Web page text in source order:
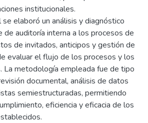
institucionales.
elaboró un análisis y diagnóstico
de auditoría interna a los procesos de
de invitados, anticipos y gestión de
evaluar el flujo de los procesos y los
La metodología empleada fue de tipo
documental, análisis de datos
semiestructuradas, permitiendo
eficiencia y eficacia de los